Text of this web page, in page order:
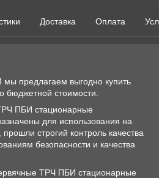
Доставка Оплата
мы предлагаем выгодно купить
бюджетной стоимости.
ПБИ стационарные
для использования на
строгий контроль качества
безопасности и качества
ТРЧ ПБИ стационарные